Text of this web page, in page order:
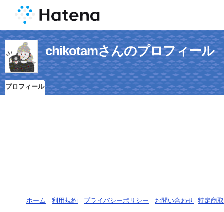
chikotamさんのプロフィール
プロフィール
ホーム - 利用規約 - プライバシーポリシー - お問い合わせ- 特定商